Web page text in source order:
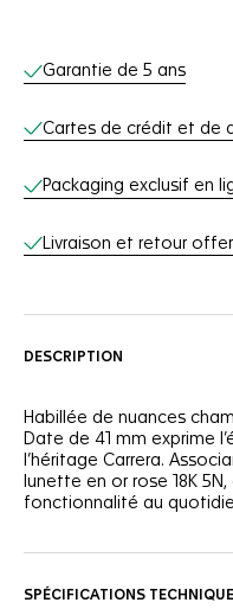
Services en
Garantie de 5 ans
Cartes de crédit et de
Packaging exclusif en
Livraison et retour
DESCRIPTION
Habillée de nuances
Date de 41 mm exprime
l’héritage Carrera.
lunette en or rose 18K
fonctionnalité au
bride assortie. Les
SPÉCIFICATIONS